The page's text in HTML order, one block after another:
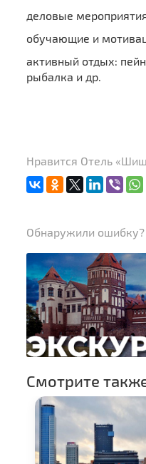
деловые
обучающие и
активный отдых:
рыбалка и др.
Нравится Отель
Обнаружили
Смотрите